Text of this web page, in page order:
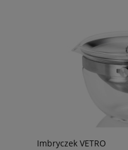
Imbryczek VETRO